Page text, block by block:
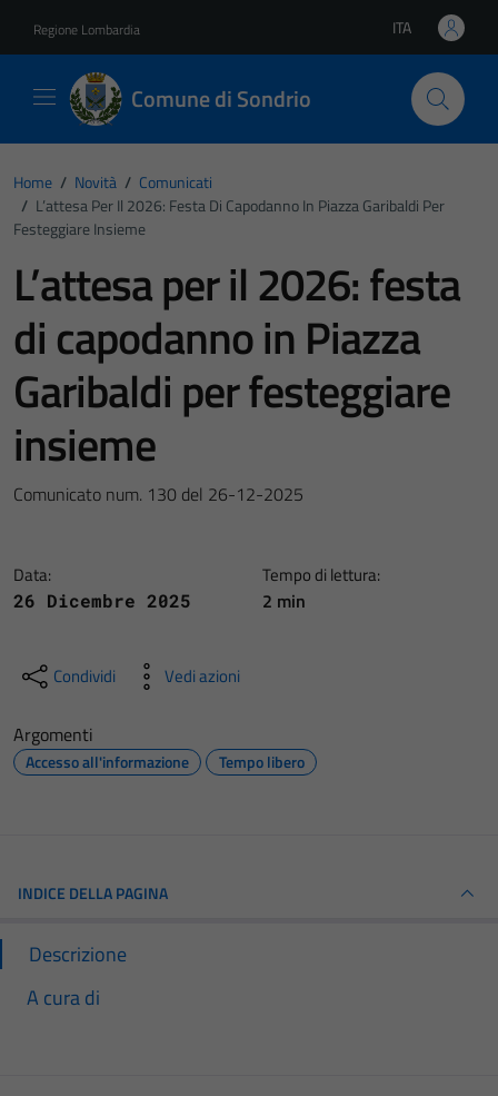
Regione Lombardia Lingua attiva:
ITA
Comune di Sondrio
Home / Novità / Comunicati
/ L’attesa Per Il 2026: Festa Di Capodanno In Piazza Garibaldi Per
Festeggiare Insieme
L’attesa per il 2026: festa
di capodanno in Piazza
Garibaldi per festeggiare
insieme
Comunicato num. 130 del 26-12-2025
Data:
26 Dicembre 2025
Tempo di lettura:
2 min
Condividi Vedi azioni
Argomenti
Accesso all'informazione Tempo libero
INDICE DELLA PAGINA
Descrizione
A cura di